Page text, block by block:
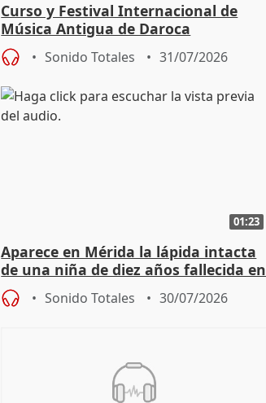
Curso y Festival Internacional de
Música Antigua de Daroca
Sonido Totales 31/07/2026
01:23
Aparece en Mérida la lápida intacta
de una niña de diez años fallecida en
el año 519 d.C.
Sonido Totales 30/07/2026